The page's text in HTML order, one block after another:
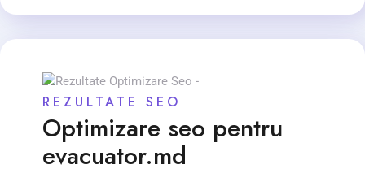
REZULTATE SEO
Optimizare seo pentru
evacuator.md